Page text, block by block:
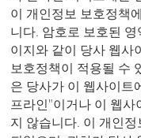
이 개인정보 보호정책
니다. 암호로 보호된
이지와 같이 당사 웹사
보호정책이 적용될 수
은 당사가 이 웹사이트
프라인"이거나 이 웹사
지 않습니다. 이 개인